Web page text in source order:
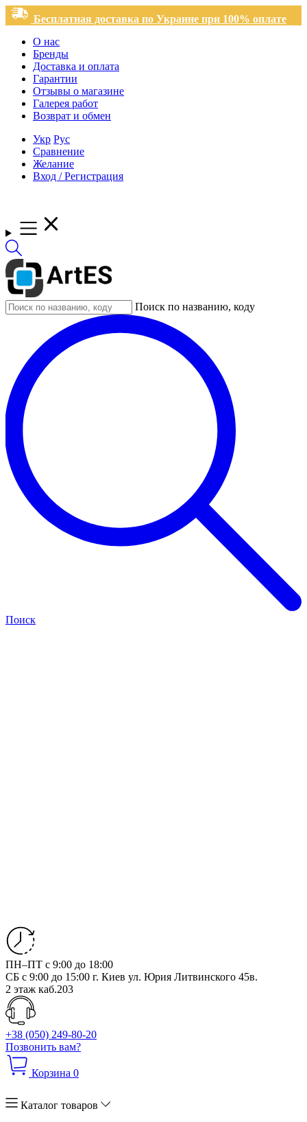
Бесплатная доставка по Украине при 100% оплате
О нас
Бренды
Доставка и оплата
Гарантии
Отзывы о магазине
Галерея работ
Возврат и обмен
Укр Рус
Сравнение
Желание
Вход / Регистрация
Поиск по названию, коду
Поиск
ПН–ПТ с 9:00 до 18:00
СБ с 9:00 до 15:00 г. Киев ул. Юрия Литвинского 45в.
2 этаж каб.203
+38 (050) 249-80-20
Позвонить вам?
Корзина 0
Каталог товаров